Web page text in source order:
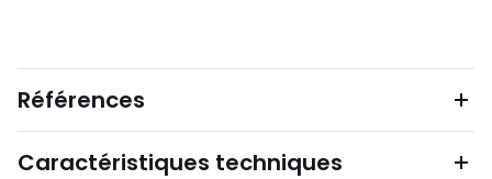
Références
Caractéristiques techniques